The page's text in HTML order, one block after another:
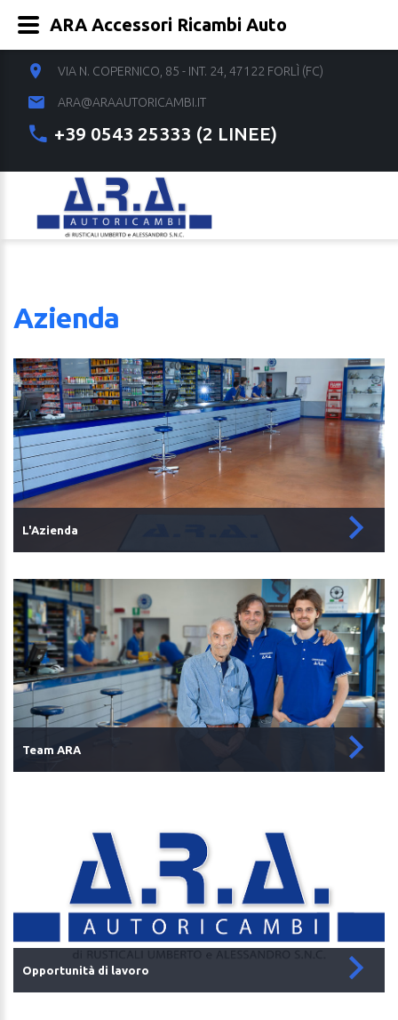
VIA N. COPERNICO, 85 - INT. 24, 47122 FORLÌ (FC)
ARA@ARAAUTORICAMBI.IT
+39 0543 25333 (2 LINEE)
Azienda
L'Azienda
Team ARA
Opportunità di lavoro
ARA Accessori Ricambi Auto